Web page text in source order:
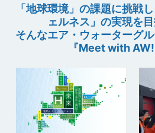
2026年06月04日
ニュースリリース
企業情報
「改善計画・状況報告書」の公
（1,242KB）
2026年07月31日
ニュースリリース
適時開示
第26期（2026年3月期）有価証
に係る監査報告書の限定付適正
ート社員 上野優佳選手が銅メダ
目での個人メダル獲得は、日本初
2026年05月18日
お知らせ
アスリート社員
フェンシング 女子フルーレ グラ
社員 上野優佳選手が銀メダルを
「地球環境」の課題に挑戦
ェルネス」の実現を目
そんなエア・ウォーターグ
『Meet with AW!